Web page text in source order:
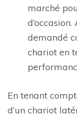
marché
demandé
chariot en
En tenant
d’un chariot